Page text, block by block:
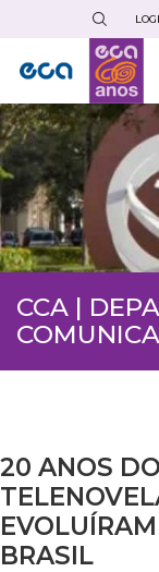
main
content
CCA |
20 ANOS
BRASIL